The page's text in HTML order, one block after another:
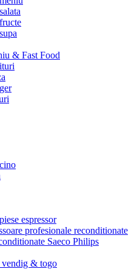
& Fast Food
espressor
profesionale reconditionate
Saeco Philips
vendig & togo